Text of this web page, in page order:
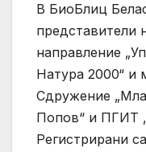
В БиоБлиц
представители
направление
Натура 2000“ и
Сдружение
Попов“ и ПГИТ
Регистрирани